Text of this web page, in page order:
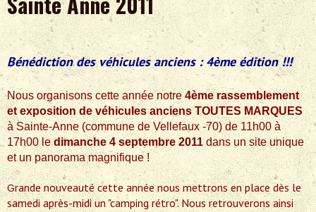
Bénédiction des véhicules anciens : 4ème édition !!!
Nous organisons cette année notre 4ème rassemblement
et exposition de véhicules anciens TOUTES MARQUES
à Sainte-Anne (commune de Vellefaux -70) de 11h00 à
17h00 ledimanche 4 septembre 2011dans un site unique
et un panorama magnifique !
Grande nouveauté cette année nous mettrons en place dès le
samedi après-midi un "camping rétro". Nous retrouverons ainsi